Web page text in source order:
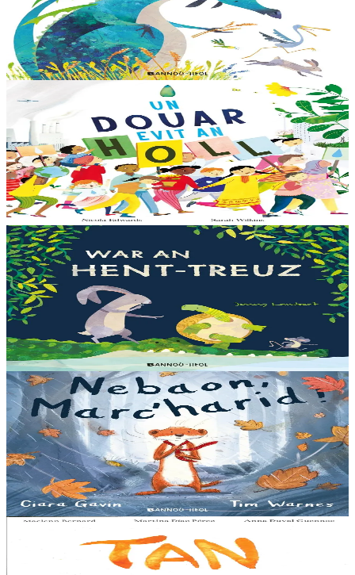
Dreistordinal eo ti nevez Eflammez. Bleunioù zo, geot flour hag
amezeien plijus-tre. Sur eo ?... - N’out ket evit chom amañ ! a huch
al loened all dezhi. Ha...
Er stok13,00 €
Bannoù-heol
Un douar evit an holl
Bras-divent eo hor planedenn ha kaer-meurbet ivez, met ezhomm he
deus ouzhin hag ouzhit. Reiñ da gompren gwelloc’h efedoù Mab-
den war hor planedenn a ra al levr kaer-mañ....
Er stok13,00 €
3 bloaz hag ouzhpenn
Bannoù-heol
War an hent-treuz
Piv a oar peseurt loened a c’haller gwelet er paludoù pa vez an noz
o serriñ ?... N’eus krokodil ebet avat. Peursur eo Logodennig. N’eo
ket ken sur he mignoned...
Er stok13,00 €
3 bloaz hag ouzhpenn
Bannoù-heol
Nebaon, Marc'harid !
An avel, ar glav... Ne blij ket tamm enet da Varc'harid Koant...
Spontet-mik e vez bewech zoken. Daoust ha Lagadeg, he mignonez
nevez, a zeuio a-benn da lakaat...
Er stok13,00 €
8 vloaz hag ouzhpenn